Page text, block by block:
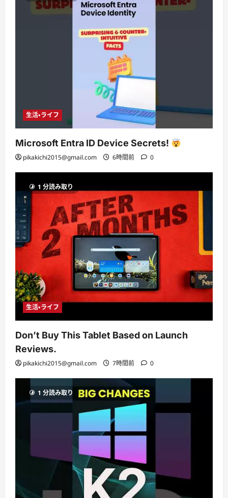
生活・ライフ
Microsoft Entra ID Device Secrets!
pikakichi2015@gmail.com 6時間前 0
1 分読み取り
生活・ライフ
Don’t Buy This Tablet Based on Launch
Reviews.
pikakichi2015@gmail.com 7時間前 0
1 分読み取り